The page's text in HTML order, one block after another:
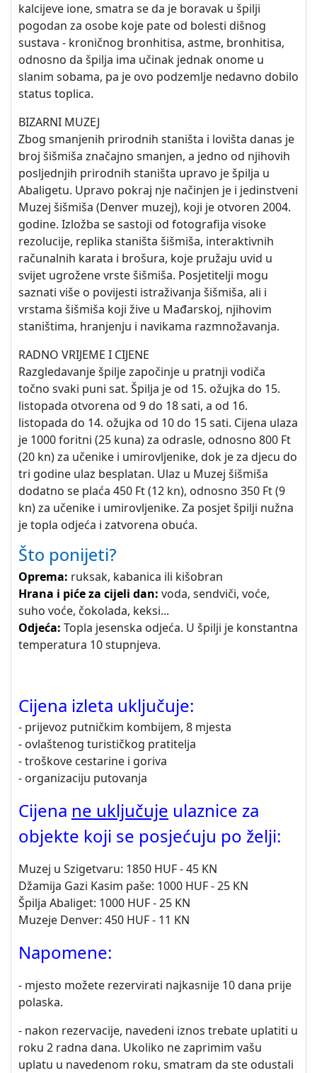
kalcijeve ione, smatra se da je boravak u špilji
pogodan za osobe koje pate od bolesti dišnog
sustava - kroničnog bronhitisa, astme, bronhitisa,
odnosno da špilja ima učinak jednak onome u
slanim sobama, pa je ovo podzemlje nedavno dobilo
status toplica.
BIZARNI MUZEJ
Zbog smanjenih prirodnih staništa i lovišta danas je
broj šišmiša značajno smanjen, a jedno od njihovih
posljednjih prirodnih staništa upravo je špilja u
Abaligetu. Upravo pokraj nje načinjen je i jedinstveni
Muzej šišmiša (Denver muzej), koji je otvoren 2004.
godine. Izložba se sastoji od fotografija visoke
rezolucije, replika staništa šišmiša, interaktivnih
računalnih karata i brošura, koje pružaju uvid u
svijet ugrožene vrste šišmiša. Posjetitelji mogu
saznati više o povijesti istraživanja šišmiša, ali i
vrstama šišmiša koji žive u Mađarskoj, njihovim
staništima, hranjenju i navikama razmnožavanja.
RADNO VRIJEME I CIJENE
Razgledavanje špilje započinje u pratnji vodiča
točno svaki puni sat. Špilja je od 15. ožujka do 15.
listopada otvorena od 9 do 18 sati, a od 16.
listopada do 14. ožujka od 10 do 15 sati. Cijena ulaza
je 1000 foritni (25 kuna) za odrasle, odnosno 800 Ft
(20 kn) za učenike i umirovljenike, dok je za djecu do
tri godine ulaz besplatan. Ulaz u Muzej šišmiša
dodatno se plaća 450 Ft (12 kn), odnosno 350 Ft (9
kn) za učenike i umirovljenike. Za posjet špilji nužna
je topla odjeća i zatvorena obuća.
Što ponijeti?
Oprema: ruksak, kabanica ili kišobran
Hrana i piće za cijeli dan: voda, sendviči, voće,
suho voće, čokolada, keksi...
Odjeća: Topla jesenska odjeća. U špilji je konstantna
temperatura 10 stupnjeva.
Cijena izleta uključuje:
- prijevoz putničkim kombijem, 8 mjesta
- ovlaštenog turističkog pratitelja
- troškove cestarine i goriva
- organizaciju putovanja
Cijena ne uključuje ulaznice za
objekte koji se posjećuju po želji:
Muzej u Szigetvaru: 1850 HUF - 45 KN
Džamija Gazi Kasim paše: 1000 HUF - 25 KN
Špilja Abaliget: 1000 HUF - 25 KN
Muzeje Denver: 450 HUF - 11 KN
Napomene:
- mjesto možete rezervirati najkasnije 10 dana prije
polaska.
- nakon rezervacije, navedeni iznos trebate uplatiti u
roku 2 radna dana. Ukoliko ne zaprimim vašu
uplatu u navedenom roku, smatram da ste odustali